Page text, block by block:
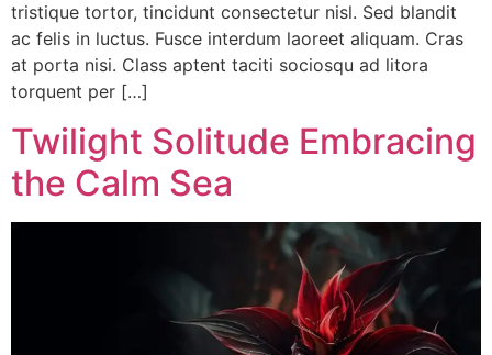
tristique tortor, tincidunt consectetur nisl. Sed blandit
ac felis in luctus. Fusce interdum laoreet aliquam. Cras
at porta nisi. Class aptent taciti sociosqu ad litora
torquent per […]
Twilight Solitude Embracing
the Calm Sea